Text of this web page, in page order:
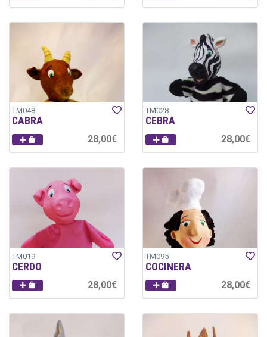
TM048
CABRA
28,00€
TM028
CEBRA
28,00€
TM019
CERDO
28,00€
TM095
COCINERA
28,00€